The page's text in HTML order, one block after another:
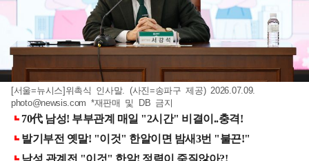
[서울=뉴시스]위촉식 인사말. (사진=송파구 제공) 2026.07.09.
photo@newsis.com *재판매 및 DB 금지